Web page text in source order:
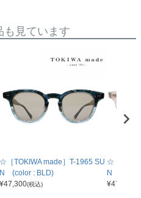
も見ています
☆［TOKIWA made］T-1965 SU
N (color : BLD)
¥47,300(税込)
☆［
N (color
¥47,300